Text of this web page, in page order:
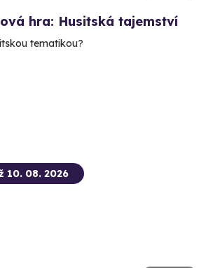
hra: Husitská tajemství
tematikou?
10. 08. 2026